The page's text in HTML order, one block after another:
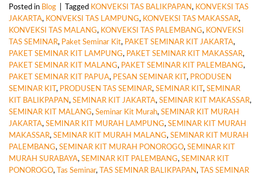
Posted in Blog Tagged KONVEKSI TAS BALIKPAPAN, KONVEKSI TAS
JAKARTA, KONVEKSI TAS LAMPUNG, KONVEKSI TAS MAKASSAR,
KONVEKSI TAS MALANG, KONVEKSI TAS PALEMBANG, KONVEKSI
TAS SEMINAR, Paket Seminar Kit, PAKET SEMINAR KIT JAKARTA,
PAKET SEMINAR KIT LAMPUNG, PAKET SEMINAR KIT MAKASSAR,
PAKET SEMINAR KIT MALANG, PAKET SEMINAR KIT PALEMBANG,
PAKET SEMINAR KIT PAPUA, PESAN SEMINAR KIT , PRODUSEN
SEMINAR KIT , PRODUSEN TAS SEMINAR, SEMINAR KIT , SEMINAR
KIT BALIKPAPAN, SEMINAR KIT JAKARTA, SEMINAR KIT MAKASSAR,
SEMINAR KIT MALANG, Seminar Kit Murah, SEMINAR KIT MURAH
JAKARTA, SEMINAR KIT MURAH LAMPUNG, SEMINAR KIT MURAH
MAKASSAR, SEMINAR KIT MURAH MALANG, SEMINAR KIT MURAH
PALEMBANG, SEMINAR KIT MURAH PONOROGO, SEMINAR KIT
MURAH SURABAYA, SEMINAR KIT PALEMBANG, SEMINAR KIT
PONOROGO, Tas Seminar, TAS SEMINAR BALIKPAPAN,
TAS SEMINAR